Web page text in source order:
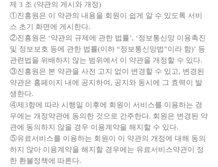
제 3 조 (약관의 게시와 개정)
①진흥원은 이 약관의 내용을 회원이 쉽게 알 수 있도록 서비
스 초기 화면에 게시한다.
②진흥원은 ‘약관의 규제에 관한 법률’, ‘정보통신망 이용촉진
및 정보보호 등에 관한 법률(이하 “정보통신망법”이라 함)’ 등
관련법을 위배하지 않는 범위에서 이 약관을 개정할 수 있다.
③진흥원은 본 약관을 사전 고지 없이 변경할 수 있고, 변경된
약관은 홈페이지 내에 공지하여, 공지와 동시에 그 효력이 발
생한다.
④제3항에 따라 시행일 이후에 회원이 서비스를 이용하는 경
우에는 개정약관에 동의한 것으로 간주한다. 회원은 변경된 약
관에 동의하지 않을 경우 이용계약을 해지할 수 있다.
⑤유료서비스를 이용하는 회원이 이 약관의 개정에 대해 동의
하지 않아 이용계약을 해지할 경우에는 유료서비스약관이 정
한 환불정책에 따른다.